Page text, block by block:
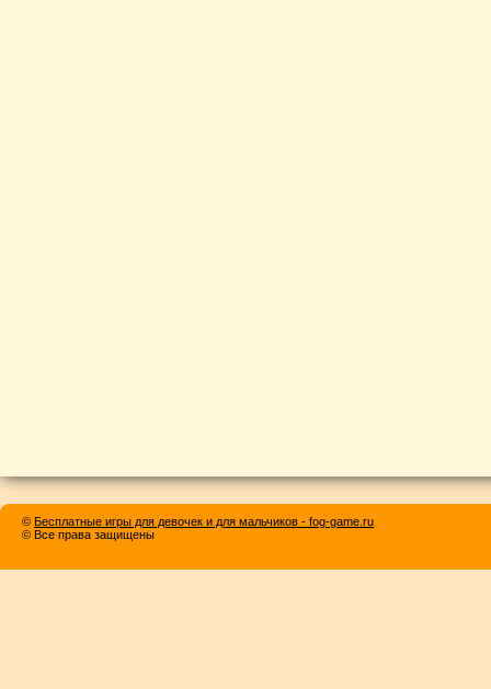
© Бесплатные игры для девочек и для мальчиков - fog-game.ru
© Все права защищены